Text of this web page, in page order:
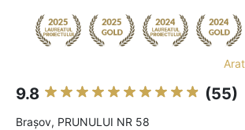
9.8 (55)
Braşov, PRUNULUI NR 58